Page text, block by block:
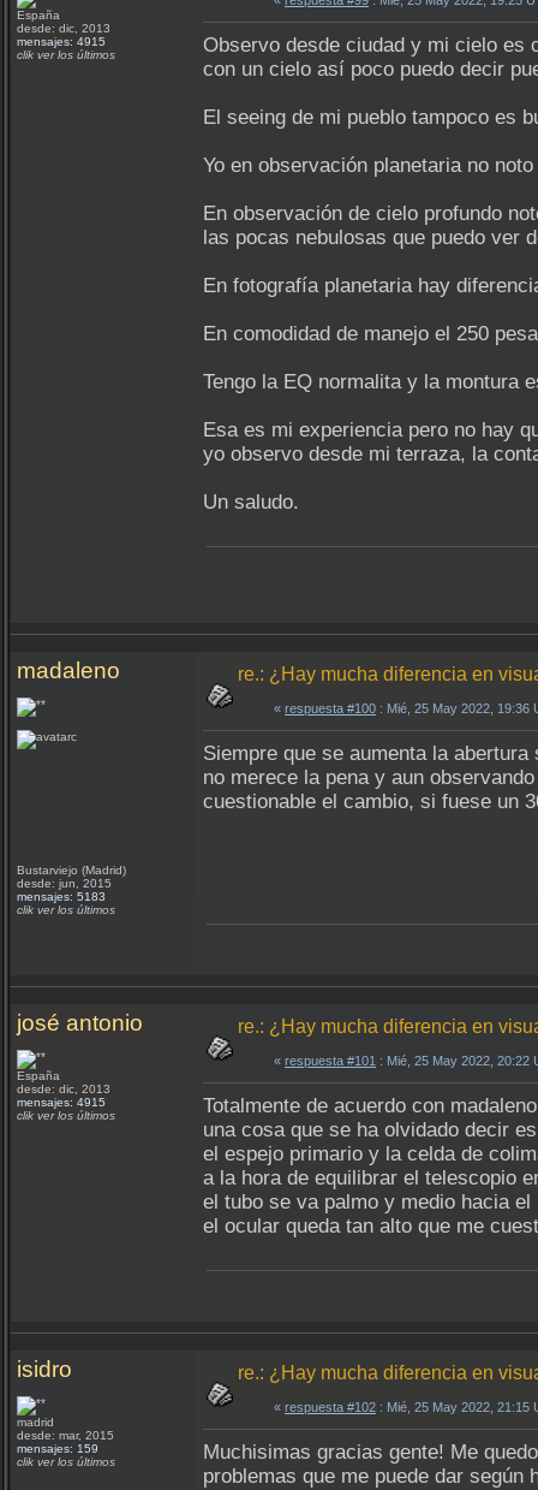
España
desde: dic, 2013
mensajes: 4915
clik ver los últimos
Observo desde ciudad y mi cielo es
con un cielo así poco puedo decir
El seeing de mi pueblo tampoco es
Yo en observación planetaria no
En observación de cielo profundo
las pocas nebulosas que puedo ver
En fotografía planetaria hay
En comodidad de manejo el 250
Tengo la EQ normalita y la montura
Esa es mi experiencia pero no hay
yo observo desde mi terraza, la
Un saludo.
madaleno
Bustarviejo (Madrid)
desde: jun, 2015
mensajes: 5183
clik ver los últimos
re.: ¿Hay mucha diferencia en
« respuesta #100 : Mié, 25 May 2022, 19:36
Siempre que se aumenta la
no merece la pena y aun
cuestionable el cambio, si fuese un
josé antonio
España
desde: dic, 2013
mensajes: 4915
clik ver los últimos
re.: ¿Hay mucha diferencia en
« respuesta #101 : Mié, 25 May 2022, 20:22
Totalmente de acuerdo con
una cosa que se ha olvidado decir
el espejo primario y la celda de
a la hora de equilibrar el telescopio
el tubo se va palmo y medio hacia
el ocular queda tan alto que me
isidro
madrid
desde: mar, 2015
mensajes: 159
clik ver los últimos
re.: ¿Hay mucha diferencia en
« respuesta #102 : Mié, 25 May 2022, 21:15
Muchisimas gracias gente! Me
problemas que me puede dar según